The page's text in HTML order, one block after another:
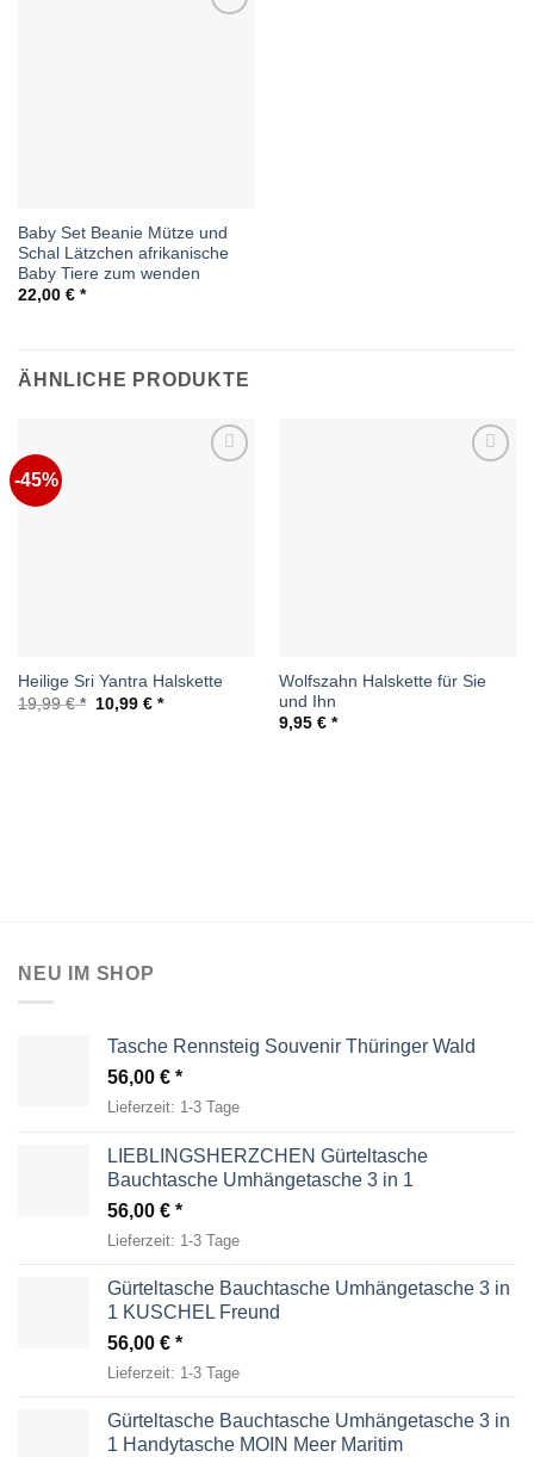
Baby Set Beanie Mütze und
Schal Lätzchen afrikanische
Baby Tiere zum wenden
22,00 €
ÄHNLICHE PRODUKTE
-45%
Heilige Sri Yantra Halskette
19,99€
Ursprünglicher
10,99 € Aktueller
Wolfszahn Halskette für Sie
und Ihn
9,95 €
NEU IM SHOP
Tasche Rennsteig Souvenir Thüringer Wald
56,00 €
Lieferzeit: 1-3 Tage
LIEBLINGSHERZCHEN Gürteltasche
Bauchtasche Umhängetasche 3 in 1
56,00 €
Lieferzeit: 1-3 Tage
Gürteltasche Bauchtasche Umhängetasche 3 in
1 KUSCHEL Freund
56,00 €
Lieferzeit: 1-3 Tage
Gürteltasche Bauchtasche Umhängetasche 3 in
1 Handytasche MOIN Meer Maritim